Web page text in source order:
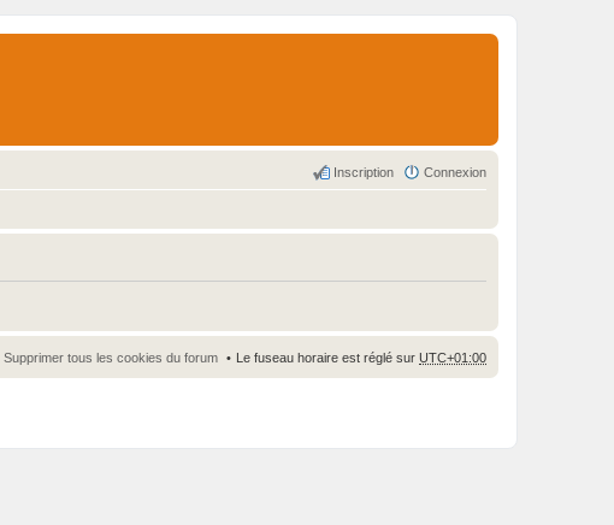
Connexion
Inscription
Le fuseau horaire est réglé sur UTC+01:00
Supprimer tous les cookies du forum